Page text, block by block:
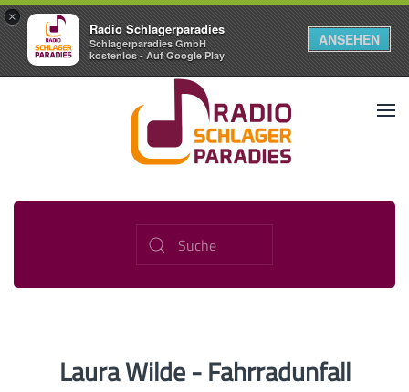
×
Radio Schlagerparadies
Schlagerparadies GmbH
kostenlos - Auf Google Play
ANSEHEN
Laura Wilde - Fahrradunfall